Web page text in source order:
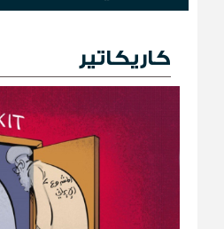
كاريكاتير